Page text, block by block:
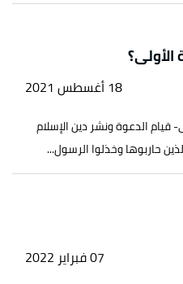
18 أغسطس 2021
قيام الدعوة ونشر دين الإسلام
حاربوها وخذلوا الرسول...
07 فبراير 2022